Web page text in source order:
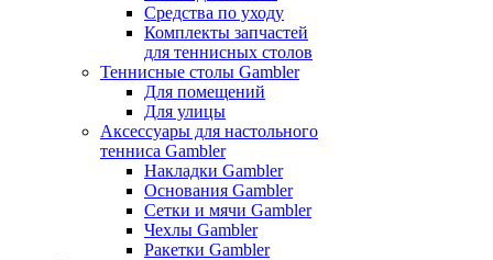
Средства по уходу
Комплекты запчастей
для теннисных столов
Теннисные столы Gambler
Для помещений
Для улицы
Аксессуары для настольного
тенниса Gambler
Накладки Gambler
Основания Gambler
Сетки и мячи Gambler
Чехлы Gambler
Ракетки Gambler